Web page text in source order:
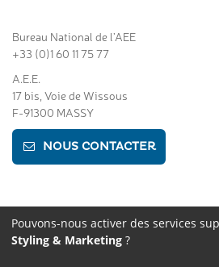
Bureau National de l’AEE
+33 (0)1 60 11 75 77
A.E.E.
17 bis, Voie de Wissous
F-91300 MASSY
NOUS CONTACTER
©2014 - 2026Copyright AEE France
Pouvons-nous activer des services
Styling & Marketing ?